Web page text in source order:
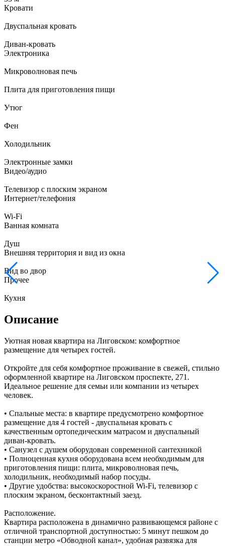
Кровати
Двуспальная кровать
Диван-кровать
Электроника
Микроволновая печь
Плита для приготовления пищи
Утюг
Фен
Холодильник
Электронные замки
Видео/аудио
Телевизор с плоским экраном
Интернет/телефония
Wi-Fi
Ванная комната
Душ
Внешняя территория и вид из окна
Вид во двор
Прочее
Кухня
Описание
Уютная новая квартира на Лиговском: комфортное
размещение для четырех гостей.
Откройте для себя комфортное проживание в свежей, стильно
оформленной квартире на Лиговском проспекте, 271.
Идеальное решение для семьи или компании из четырех
человек.
• Спальные места: в квартире предусмотрено комфортное
размещение для 4 гостей - двуспальная кровать с
качественным ортопедическим матрасом и двуспальный
диван-кровать.
• Санузел с душем оборудован современной сантехникой
• Полноценная кухня оборудована всем необходимым для
приготовления пищи: плита, микроволновая печь,
холодильник, необходимый набор посуды.
• Другие удобства: высокоскоростной Wi-Fi, телевизор с
плоским экраном, бесконтактный заезд.
Расположение.
Квартира расположена в динамично развивающемся районе с
отличной транспортной доступностью: 5 минут пешком до
станции метро «Обводной канал», удобная развязка для